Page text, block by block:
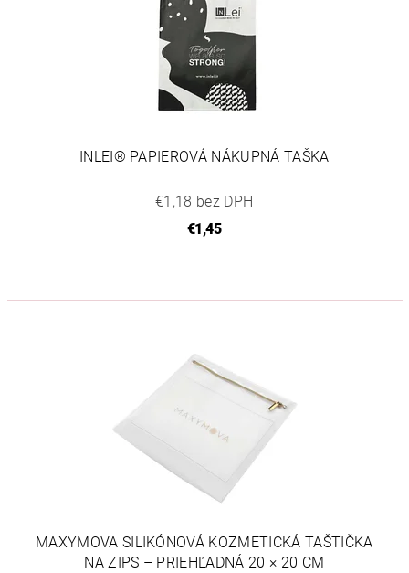
INLEI® PAPIEROVÁ NÁKUPNÁ TAŠKA
€1,18 bez DPH
€1,45
MAXYMOVA SILIKÓNOVÁ KOZMETICKÁ TAŠTIČKA
NA ZIPS – PRIEHĽADNÁ 20 × 20 CM